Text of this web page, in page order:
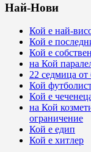
Най-Нови
Кой е най-
Кой е
Кой е
на Кой
22 седмица
Кой
Кой е
на Кой
ограничение
Кой е едип
Кой е хитлер